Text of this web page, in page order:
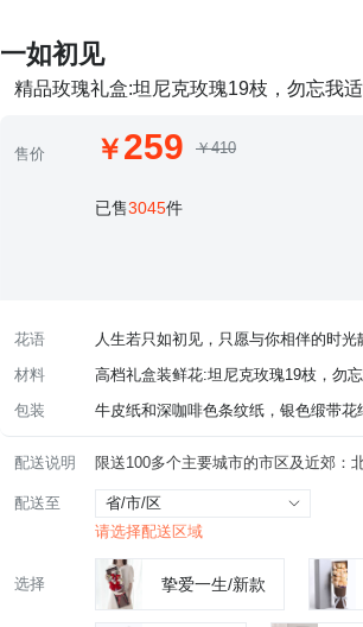
一如初见
精品玫瑰礼盒:坦尼克玫瑰19枝，勿忘我
售价 259 ￥410
已售3045件
花语
人生若只如初见，只愿与你相伴的时光
材料
高档礼盒装鲜花:坦尼克玫瑰19枝，勿
包装
牛皮纸和深咖啡色条纹纸，银色缎带花
配送说明
配送至
省/市/区
请选择配送区域
选择 挚爱一生/新款